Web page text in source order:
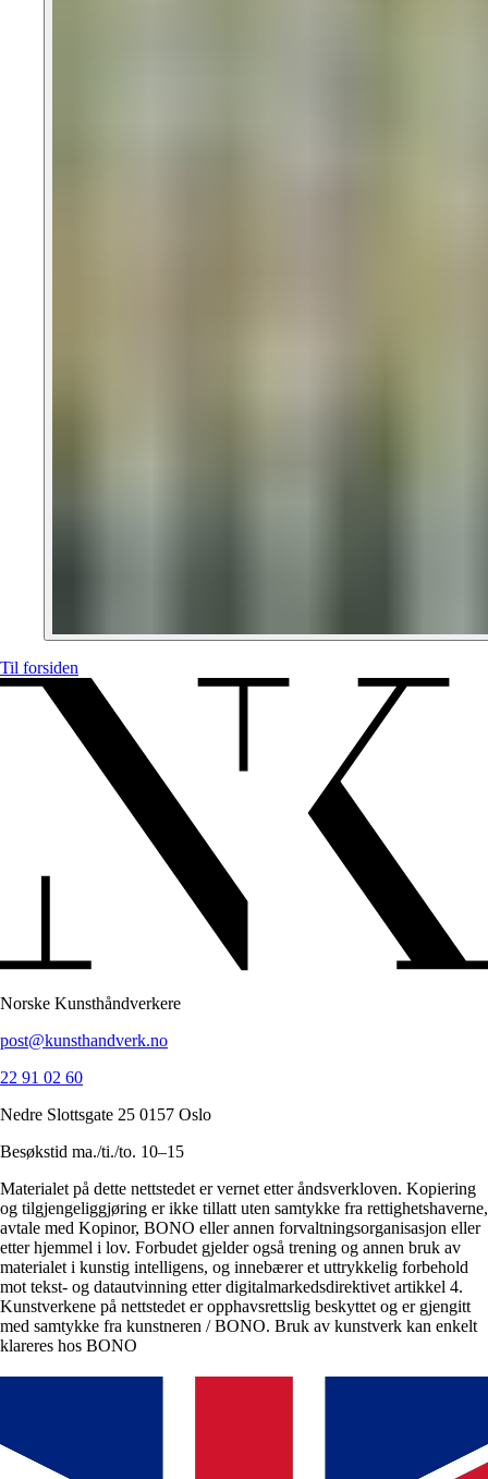
Til forsiden
Norske Kunsthåndverkere
post@kunsthandverk.no
22 91 02 60
Nedre Slottsgate 25 0157 Oslo
Besøkstid ma./ti./to. 10–15
Materialet på dette nettstedet er vernet etter åndsverkloven. Kopiering
og tilgjengeliggjøring er ikke tillatt uten samtykke fra rettighetshaverne,
avtale med Kopinor, BONO eller annen forvaltningsorganisasjon eller
etter hjemmel i lov. Forbudet gjelder også trening og annen bruk av
materialet i kunstig intelligens, og innebærer et uttrykkelig forbehold
mot tekst- og datautvinning etter digitalmarkedsdirektivet artikkel 4.
Kunstverkene på nettstedet er opphavsrettslig beskyttet og er gjengitt
med samtykke fra kunstneren / BONO. Bruk av kunstverk kan enkelt
klareres hos BONO